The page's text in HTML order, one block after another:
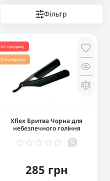
Фільтр
Хіт продажу
Популярний
Xflex Бритва Чорна для
небезпечного гоління
0
285 грн